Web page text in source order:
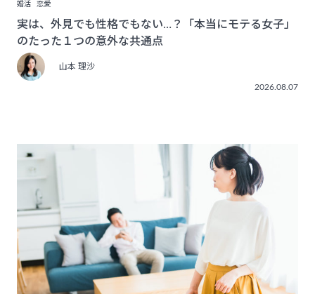
婚活 恋愛
実は、外見でも性格でもない…？「本当にモテる女子」
のたった１つの意外な共通点
山本 理沙
2026.08.07